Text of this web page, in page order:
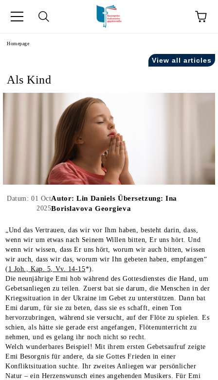
Homepage
View all articles
Als Kind
Datum: 01 Oct
2025
Autor: Lin Daniels Übersetzung: Ina
Borislavova Georgieva
„Und das Vertrauen, das wir vor Ihm haben, besteht darin, dass,
wenn wir um etwas nach Seinem Willen bitten, Er uns hört. Und
wenn wir wissen, dass Er uns hört, worum wir auch bitten, wissen
wir auch, dass wir das, worum wir Ihn gebeten haben, empfangen“
(1 Joh., Kap. 5, Vv. 14-15*).
Die neunjährige Emi hob während des Gottesdienstes die Hand, um
Gebetsanliegen zu teilen. Zuerst bat sie darum, die Menschen in der
Kriegssituation in der Ukraine im Gebet zu unterstützen. Dann bat
Emi darum, für sie zu beten, dass sie es schafft, einen Ton
hervorzubringen, während sie versucht, auf der Flöte zu spielen. Es
schien, als hätte sie gerade erst angefangen, Flötenunterricht zu
nehmen, und es gelang ihr noch nicht so recht.
Welch wunderbares Beispiel! Mit ihrem ersten Gebetsaufruf zeigte
Emi Besorgnis für andere, da sie Gottes Frieden in einer
Konfliktsituation suchte. Ihr zweites Anliegen war persönlicher
Natur – ein Herzenswunsch eines angehenden Musikers. Für Emi